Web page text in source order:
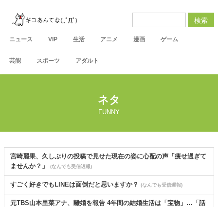
ニュース VIP 生活 アニメ 漫画 ゲーム
芸能 スポーツ アダルト
検索
ネタ
FUNNY
宮崎麗果、久しぶりの投稿で見せた現在の姿に心配の声「痩せ過ぎて
ませんか？」
(なんでも受信遅報)
すごく好きでもLINEは面倒だと思いますか？ (なんでも受信遅報)
元TBS山本里菜アナ、離婚を報告 4年間の結婚生活は「宝物」…「話